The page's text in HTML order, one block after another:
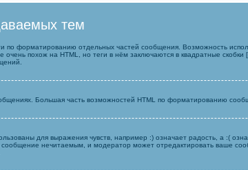
тем
форматированию отдельных частей сообщения. Возможность
похож на HTML, но теги в нём заключаются в квадратные
Большая часть возможностей HTML по форматированию
для выражения чувств, например :) означает радость, а :(
сообщение нечитаемым, и модератор может отредактировать ваше